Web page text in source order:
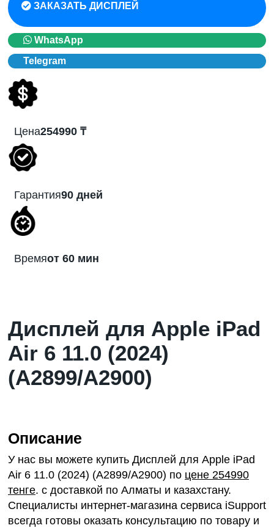
ЗАКАЗАТЬ ДИСПЛЕЙ
WhatsApp
Telegram
Цена254990 ₸
Гарантия90 дней
Времяот 60 мин
Дисплей для Apple iPad
Air 6 11.0 (2024)
(A2899/A2900)
Описание
У нас вы можете купить Дисплей для Apple iPad
Air 6 11.0 (2024) (A2899/A2900) по цене 254990
тенге. с доставкой по Алматы и казахстану.
Специалисты интернет-магазина сервиса iSupport
всегда готовы оказать консультацию по товару и